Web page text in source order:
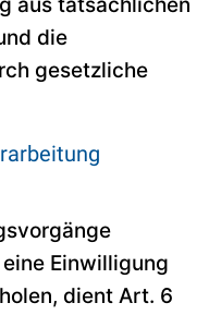
aus tatsächlichen
die
gesetzliche
Einwilligung
dient Art. 6